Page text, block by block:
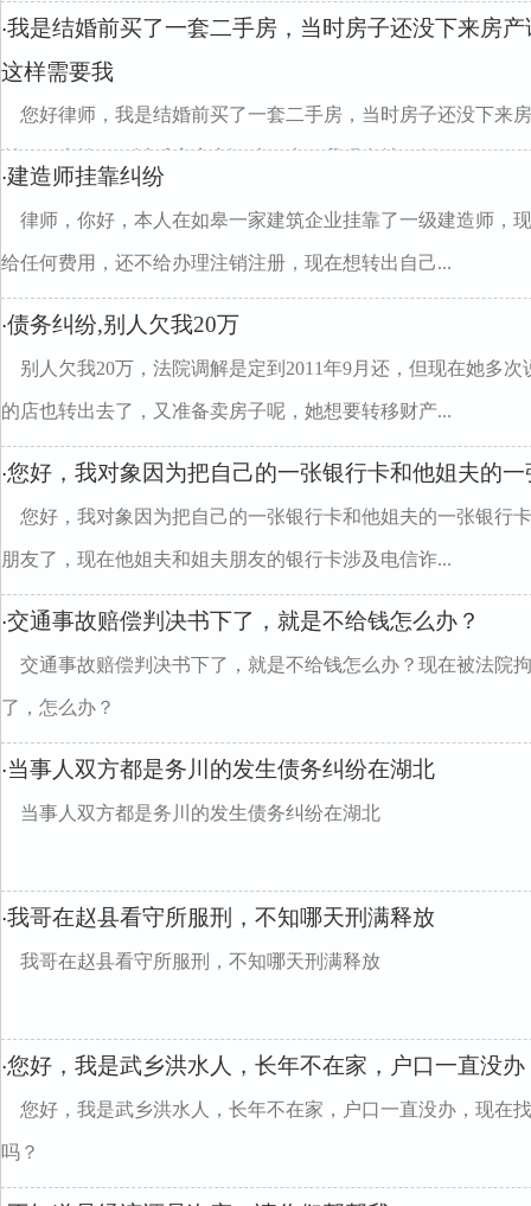
·我是结婚前买了一套二手房，当时房子还没下来房
这样需要我
您好律师，我是结婚前买了一套二手房，当时房子还没下来
付了一半钱，三以后房房产证才下来，我现在结了婚...
·建造师挂靠纠纷
律师，你好，本人在如皋一家建筑企业挂靠了一级建造师，
给任何费用，还不给办理注销注册，现在想转出自己...
·债务纠纷,别人欠我20万
别人欠我20万，法院调解是定到2011年9月还，但现在她多
的店也转出去了，又准备卖房子呢，她想要转移财产...
·您好，我对象因为把自己的一张银行卡和他姐夫的
您好，我对象因为把自己的一张银行卡和他姐夫的一张银行
朋友了，现在他姐夫和姐夫朋友的银行卡涉及电信诈...
·交通事故赔偿判决书下了，就是不给钱怎么办？
交通事故赔偿判决书下了，就是不给钱怎么办？现在被法院
了，怎么办？
·当事人双方都是务川的发生债务纠纷在湖北
当事人双方都是务川的发生债务纠纷在湖北
·我哥在赵县看守所服刑，不知哪天刑满释放
我哥在赵县看守所服刑，不知哪天刑满释放
·您好，我是武乡洪水人，长年不在家，户口一直没
您好，我是武乡洪水人，长年不在家，户口一直没办，现在
吗？